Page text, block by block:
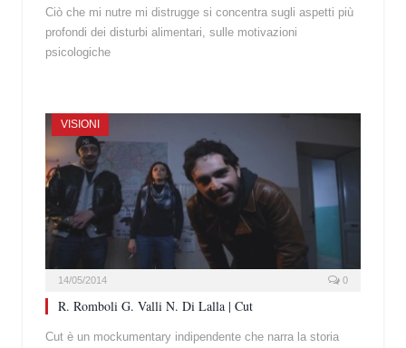
Ciò che mi nutre mi distrugge si concentra sugli aspetti più
profondi dei disturbi alimentari, sulle motivazioni
psicologiche
VISIONI
14/05/2014 0
R. Romboli G. Valli N. Di Lalla | Cut
Cut è un mockumentary indipendente che narra la storia